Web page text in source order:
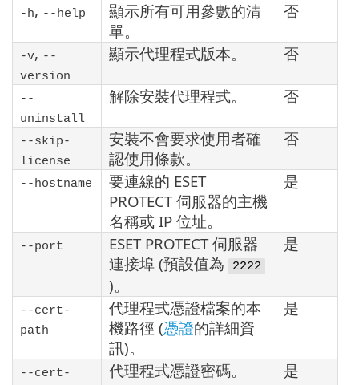
-h, --help
顯示所有可用參數的清
單。
否
-v, --
version
顯示代理程式版本。 否
--
uninstall
解除安裝代理程式。 否
--skip-
license
安裝不會要求使用者確
認使用條款。
否
--hostname
要連線的 ESET
PROTECT 伺服器的主機
名稱或 IP 位址。
是
--port
ESET PROTECT 伺服器
連接埠 (預設值為
2222
)。
是
--cert-
path
代理程式憑證檔案的本
機路徑 (憑證的詳細資
訊)。
是
--cert-
代理程式憑證密碼。 是